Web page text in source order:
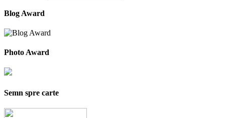
Blog Award
Photo Award
Semn spre carte